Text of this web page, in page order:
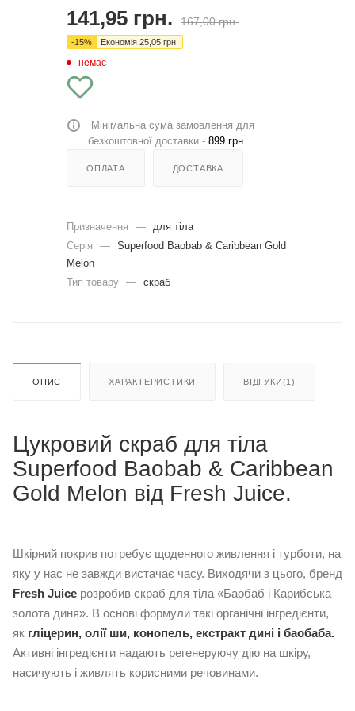
141,95 грн. 167,00грн.
-15% Економія 25,05 грн.
немає
Мінімальна сума замовлення для
безкоштовної доставки - 899 грн.
ОПЛАТА ДОСТАВКА
Призначення —
для тіла
Серія
— Superfood Baobab & Caribbean Gold
Melon
Тип товару — скраб
ОПИС ХАРАКТЕРИСТИКИ ВІДГУКИ(1)
Цукровий скраб для тіла
Superfood Baobab & Caribbean
Gold Melon від Fresh Juice.
Шкірний покрив потребує щоденного живлення і турботи, на
яку у нас не завжди вистачає часу. Виходячи з цього, бренд
Fresh Juice розробив скраб для тіла «Баобаб і Карибська
золота диня». В основі формули такі органічні інгредієнти,
як гліцерин, олії ши, конопель, екстракт дині і баобаба.
Активні інгредієнти надають регенеруючу дію на шкіру,
насичують і живлять корисними речовинами.